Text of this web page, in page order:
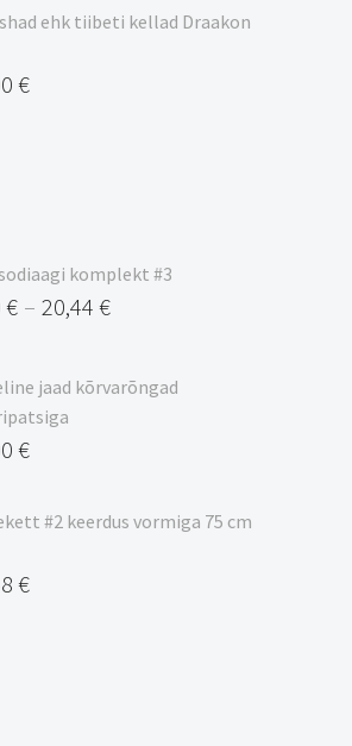
ehk tiibeti kellad Draakon
€
komplekt #3
€ – 20,44 €
€
€
jaad kõrvarõngad
€.
€
€.
#2 keerdus vormiga 75 cm
€